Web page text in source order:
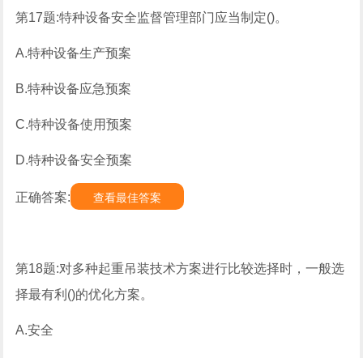
第17题:特种设备安全监督管理部门应当制定()。
A.特种设备生产预案
B.特种设备应急预案
C.特种设备使用预案
D.特种设备安全预案
正确答案: 查看最佳答案
第18题:对多种起重吊装技术方案进行比较选择时，一般选
择最有利()的优化方案。
A.安全